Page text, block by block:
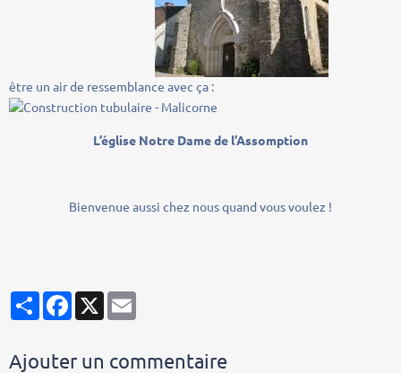
être un air de ressemblance avec ça :
L’église Notre Dame de l’Assomption
Bienvenue aussi chez nous quand vous voulez !
PartagerFacebook
X
Ajouter un commentaire